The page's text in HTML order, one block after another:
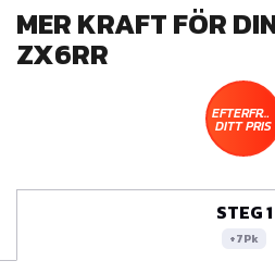
MER KRAFT FÖR
ZX6RR
DITT PRIS
STEG 1
+7Pk